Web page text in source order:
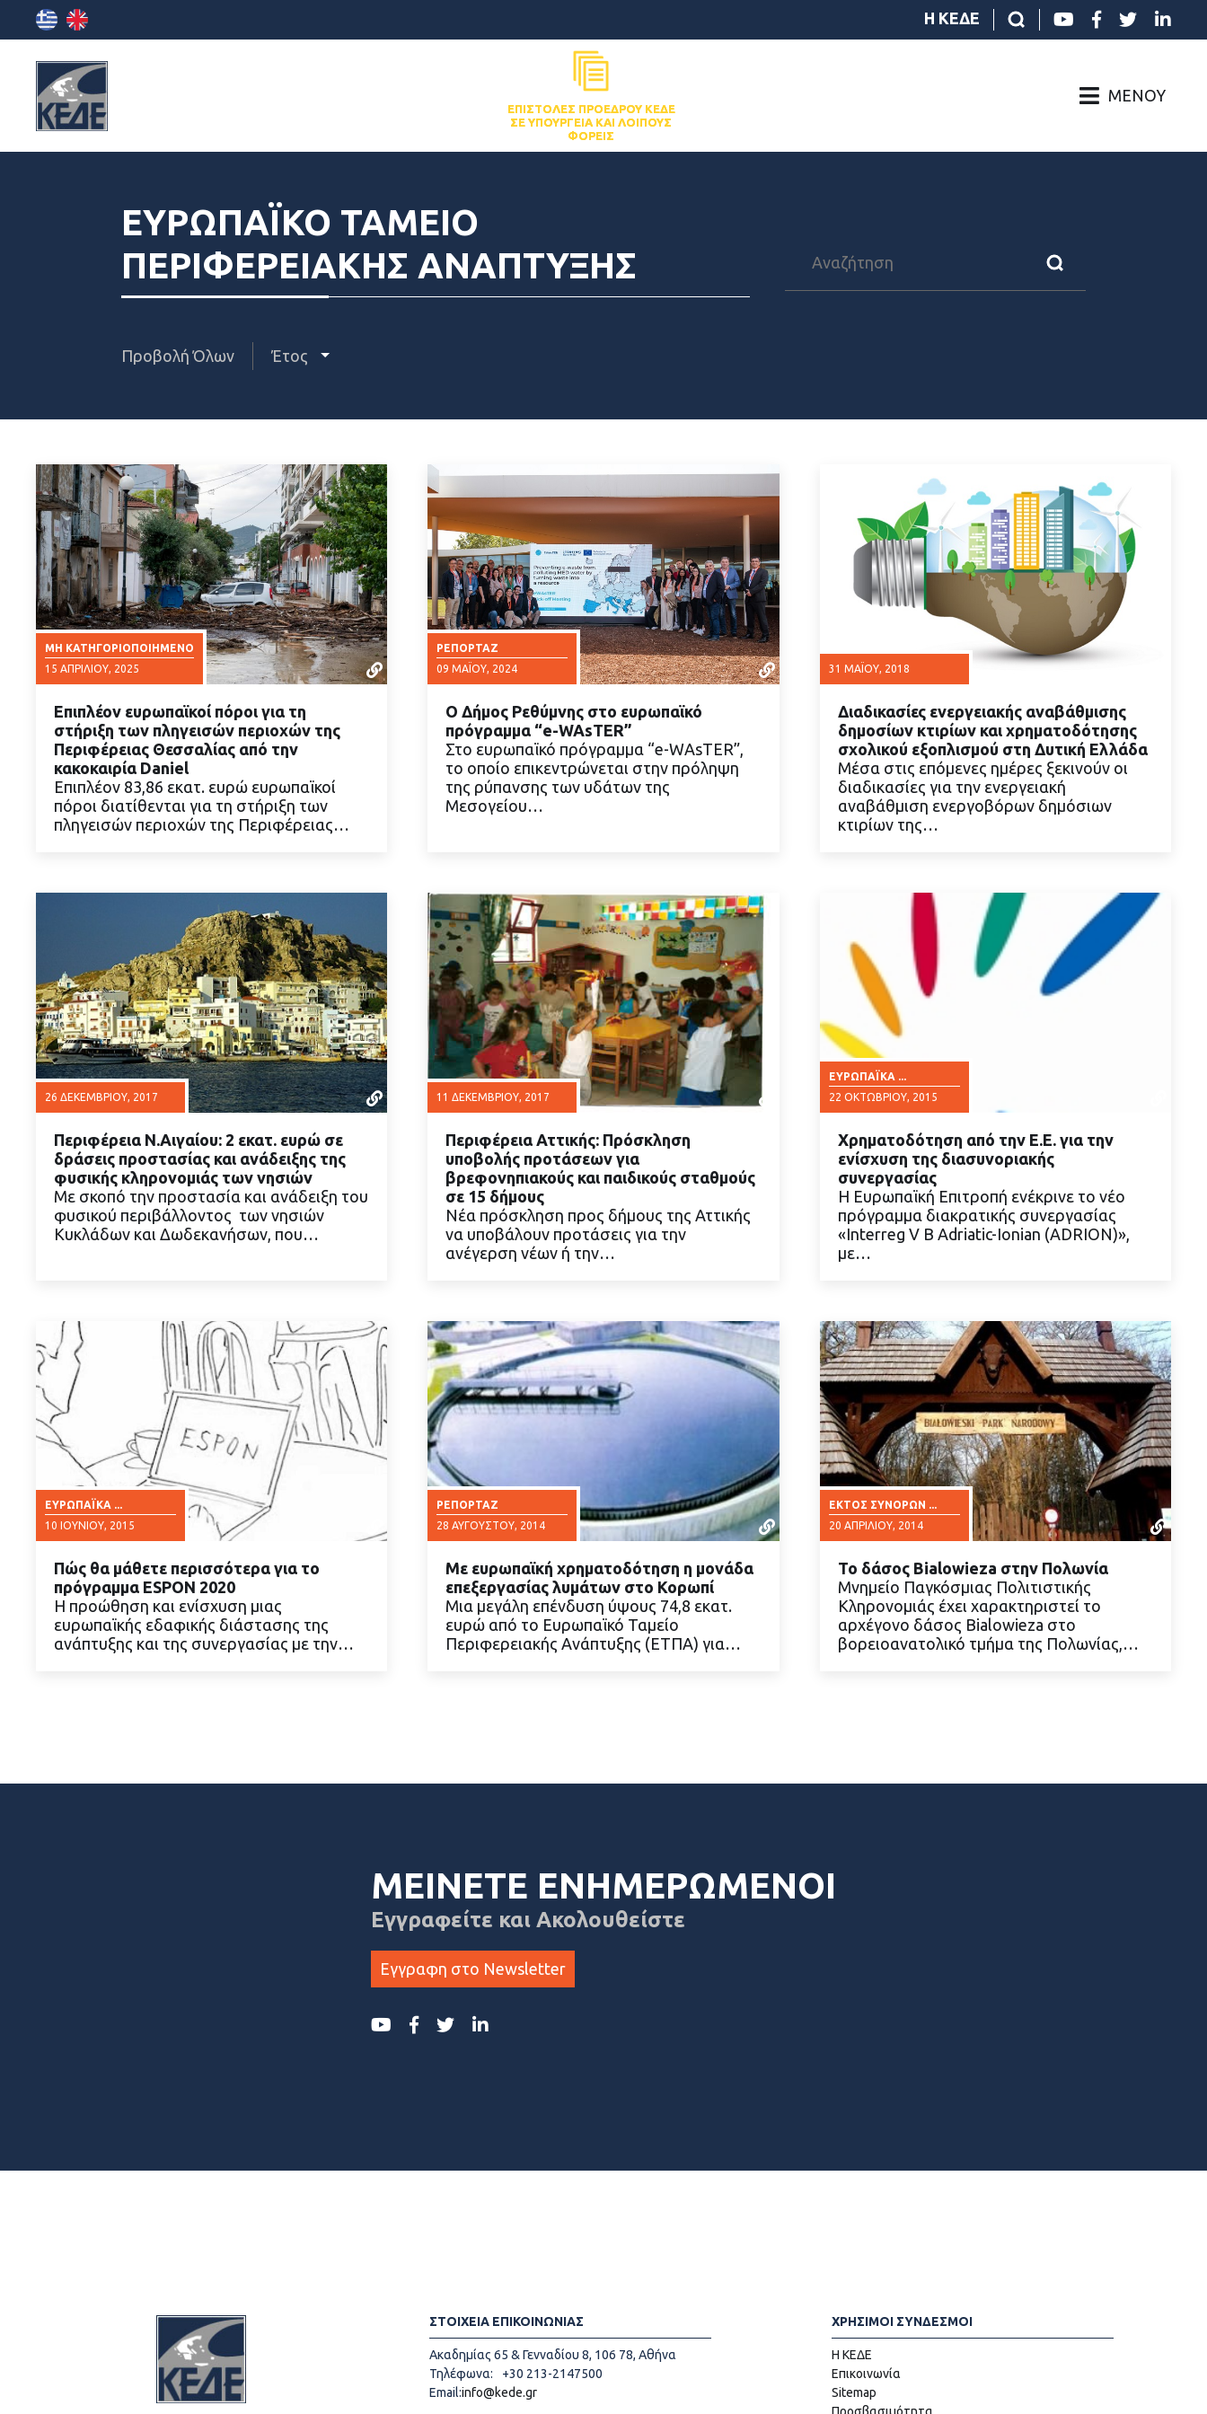
Η ΚΕΔΕ
ΕΠΙΣΤΟΛΈΣ ΠΡΟΈΔΡΟΥ ΚΕΔΕ
ΣΕ ΥΠΟΥΡΓΕΊΑ ΚΑΙ ΛΟΙΠΟΎΣ
ΦΟΡΕΊΣ
ΜΕΝΟΎ
ΕΥΡΩΠΑΪΚΟ ΤΑΜΕΙΟ
ΠΕΡΙΦΕΡΕΙΑΚΗΣ ΑΝΑΠΤΥΞΗΣ
Προβολή Όλων Έτος
ΜΗ ΚΑΤΗΓΟΡΙΟΠΟΙΗΜΈΝΟ
15 ΑΠΡΙΛΊΟΥ, 2025
ΔΙΑΒΑΣΤΕ ΠΕΡΙΣΣΟΤΕΡΑ
Επιπλέον ευρωπαϊκοί πόροι για τη
στήριξη των πληγεισών περιοχών της
Περιφέρειας Θεσσαλίας από την
κακοκαιρία Daniel
Επιπλέον 83,86 εκατ. ευρώ ευρωπαϊκοί
πόροι διατίθενται για τη στήριξη των
πληγεισών περιοχών της Περιφέρειας…
ΡΕΠΟΡΤΆΖ
09 ΜΑΪ́ΟΥ, 2024
ΔΙΑΒΑΣΤΕ ΠΕΡΙΣΣΟΤΕΡΑ
Ο Δήμος Ρεθύμνης στο ευρωπαϊκό
πρόγραμμα “e-WAsTER”
Στο ευρωπαϊκό πρόγραμμα “e-WAsTER”,
το οποίο επικεντρώνεται στην πρόληψη
της ρύπανσης των υδάτων της
Μεσογείου…
31 ΜΑΪ́ΟΥ, 2018
ΔΙΑΒΑΣΤΕ ΠΕΡΙΣΣΟΤΕΡΑ
Διαδικασίες ενεργειακής αναβάθμισης
δημοσίων κτιρίων και χρηματοδότησης
σχολικού εξοπλισμού στη Δυτική Ελλάδα
Μέσα στις επόμενες ημέρες ξεκινούν οι
διαδικασίες για την ενεργειακή
αναβάθμιση ενεργοβόρων δημόσιων
κτιρίων της…
26 ΔΕΚΕΜΒΡΊΟΥ, 2017
ΔΙΑΒΑΣΤΕ ΠΕΡΙΣΣΟΤΕΡΑ
Περιφέρεια Ν.Αιγαίου: 2 εκατ. ευρώ σε
δράσεις προστασίας και ανάδειξης της
φυσικής κληρονομιάς των νησιών
Με σκοπό την προστασία και ανάδειξη του
φυσικού περιβάλλοντος των νησιών
Κυκλάδων και Δωδεκανήσων, που…
11 ΔΕΚΕΜΒΡΊΟΥ, 2017
ΔΙΑΒΑΣΤΕ ΠΕΡΙΣΣΟΤΕΡΑ
Περιφέρεια Αττικής: Πρόσκληση
υποβολής προτάσεων για
βρεφονηπιακούς και παιδικούς σταθμούς
σε 15 δήμους
Νέα πρόσκληση προς δήμους της Αττικής
να υποβάλουν προτάσεις για την
ανέγερση νέων ή την…
ΕΥΡΩΠΑΪΚΆ ...
22 ΟΚΤΩΒΡΊΟΥ, 2015
ΔΙΑΒΑΣΤΕ ΠΕΡΙΣΣΟΤΕΡΑ
Χρηματοδότηση από την Ε.Ε. για την
ενίσχυση της διασυνοριακής
συνεργασίας
Η Ευρωπαϊκή Επιτροπή ενέκρινε το νέο
πρόγραμμα διακρατικής συνεργασίας
«Interreg V B Adriatic-Ionian (ADRION)»,
με…
ΕΥΡΩΠΑΪΚΆ ...
10 ΙΟΥΝΊΟΥ, 2015
ΔΙΑΒΑΣΤΕ ΠΕΡΙΣΣΟΤΕΡΑ
Πώς θα μάθετε περισσότερα για το
πρόγραμμα ESPON 2020
Η προώθηση και ενίσχυση μιας
ευρωπαϊκής εδαφικής διάστασης της
ανάπτυξης και της συνεργασίας με την…
ΡΕΠΟΡΤΆΖ
28 ΑΥΓΟΎΣΤΟΥ, 2014
ΔΙΑΒΑΣΤΕ ΠΕΡΙΣΣΟΤΕΡΑ
Με ευρωπαϊκή χρηματοδότηση η μονάδα
επεξεργασίας λυμάτων στο Κορωπί
Μια μεγάλη επένδυση ύψους 74,8 εκατ.
ευρώ από το Ευρωπαϊκό Ταμείο
Περιφερειακής Ανάπτυξης (ΕΤΠΑ) για…
ΕΚΤΌΣ ΣΥΝΌΡΩΝ ...
20 ΑΠΡΙΛΊΟΥ, 2014
ΔΙΑΒΑΣΤΕ ΠΕΡΙΣΣΟΤΕΡΑ
Το δάσος Bialowieza στην Πολωνία
Μνημείο Παγκόσμιας Πολιτιστικής
Κληρονομιάς έχει χαρακτηριστεί το
αρχέγονο δάσος Bialowieza στο
βορειοανατολικό τμήμα της Πολωνίας,…
ΜΕΙΝΕΤΕ ΕΝΗΜΕΡΩΜΕΝΟΙ
Εγγραφείτε και Ακολουθείστε
Εγγραφη στο Newsletter
ΣΤΟΙΧΕΙΑ ΕΠΙΚΟΙΝΩΝΙΑΣ
Ακαδημίας 65 & Γενναδίου 8, 106 78, Αθήνα
Τηλέφωνα:
+30 213-2147500
Email:info@kede.gr
ΧΡΗΣΙΜΟΙ ΣΥΝΔΕΣΜΟΙ
Η ΚΕΔΕ
Επικοινωνία
Sitemap